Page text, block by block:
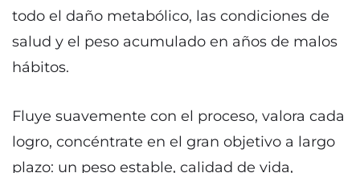
todo el daño metabólico, las condiciones de
salud y el peso acumulado en años de malos
hábitos.
Fluye suavemente con el proceso, valora cada
logro, concéntrate en el gran objetivo a largo
plazo: un peso estable, calidad de vida,